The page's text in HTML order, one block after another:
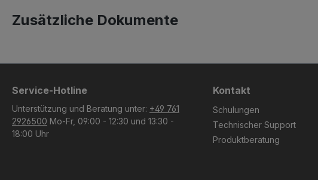
Zusätzliche Dokumente
Service-Hotline
Unterstützung und Beratung unter: +49 761
2926500 Mo-Fr, 09:00 - 12:30 und 13:30 -
18:00 Uhr
Kontakt
Schulungen
Technischer Support
Produktberatung